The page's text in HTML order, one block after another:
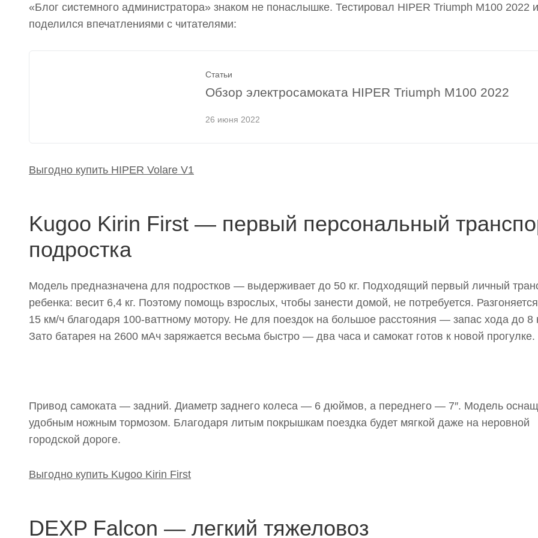
«Блог системного администратора» знаком не понаслышке. Тестировал HIPER Triumph M100 2022 и
поделился впечатлениями с читателями:
Статьи
Обзор электросамоката HIPER Triumph M100 2022
26 июня 2022
Выгодно купить HIPER Volare V1
Kugoo Kirin First — первый персональный
подростка
Модель предназначена для подростков — выдерживает до 50 кг. Подходящий первый личный
ребенка: весит 6,4 кг. Поэтому помощь взрослых, чтобы занести домой, не потребуется.
15 км/ч благодаря 100-ваттному мотору. Не для поездок на большое расстояния — запас хода до 8
Зато батарея на 2600 мАч заряжается весьма быстро — два часа и самокат готов к новой прогулке.
Привод самоката — задний. Диаметр заднего колеса — 6 дюймов, а переднего — 7″. Модель
удобным ножным тормозом. Благодаря литым покрышкам поездка будет мягкой даже на неровной
городской дороге.
Выгодно купить Kugoo Kirin First
DEXP Falcon — легкий тяжеловоз